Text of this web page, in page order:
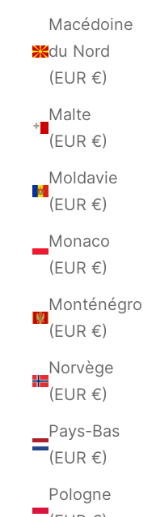
Macédoine
du Nord
(EUR €)
Malte
(EUR €)
Moldavie
(EUR €)
Monaco
(EUR €)
Monténégro
(EUR €)
Norvège
(EUR €)
Pays-Bas
(EUR €)
Pologne